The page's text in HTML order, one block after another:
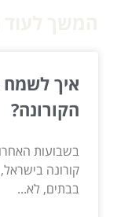
איך לשמח
הקורונה?
בשבועות
קורונה
בבתים, לא...